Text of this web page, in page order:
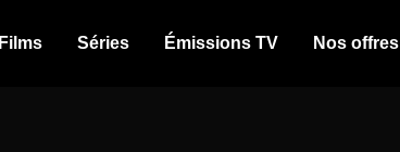
Films Séries Émissions TV Nos offres